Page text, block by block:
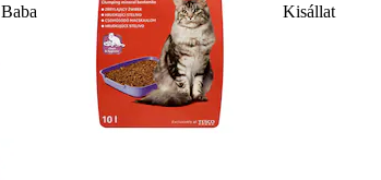
Baba Kisállat